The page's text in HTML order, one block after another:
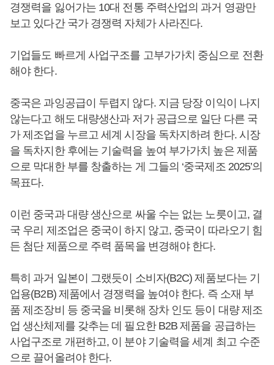
경쟁력을 잃어가는 10대 전통 주력산업의 과거 영광만
보고 있다간 국가 경쟁력 자체가 사라진다.
기업들도 빠르게 사업구조를 고부가가치 중심으로 전환
해야 한다.
중국은 과잉공급이 두렵지 않다. 지금 당장 이익이 나지
않는다고 해도 대량생산과 저가 공급으로 일단 다른 국
가 제조업을 누르고 세계 시장을 독차지하려 한다. 시장
을 독차지한 후에는 기술력을 높여 부가가치 높은 제품
으로 막대한 부를 창출하는 게 그들의 ‘중국제조 2025’의
목표다.
이런 중국과 대량 생산으로 싸울 수는 없는 노릇이고, 결
국 우리 제조업은 중국이 하지 않고, 중국이 따라오기 힘
든 첨단 제품으로 주력 품목을 변경해야 한다.
특히 과거 일본이 그랬듯이 소비자(B2C) 제품보다는 기
업용(B2B) 제품에서 경쟁력을 높여야 한다. 즉 소재 부
품 제조장비 등 중국을 비롯해 장차 인도 등이 대량 제조
업 생산체제를 갖추는 데 필요한 B2B 제품을 공급하는
사업구조로 개편하고, 이 분야 기술력을 세계 최고 수준
으로 끌어올려야 한다.